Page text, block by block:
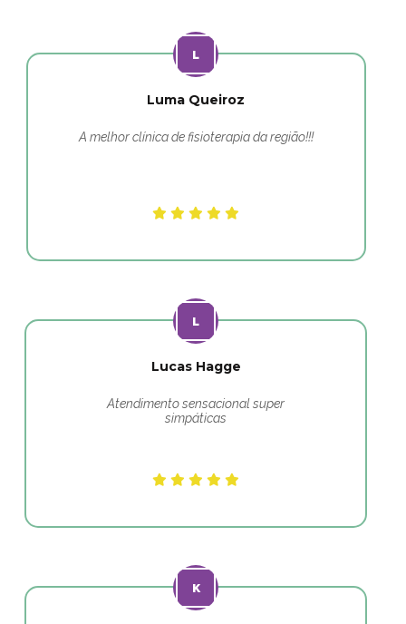
Luma Queiroz
A melhor clínica de fisioterapia da região!!!
Lucas Hagge
Atendimento sensacional super
simpáticas